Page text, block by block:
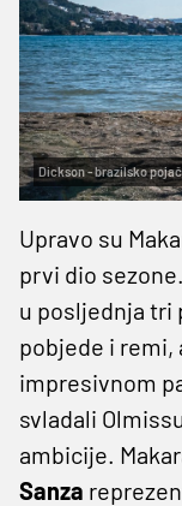
Dickson - brazilsko
Upravo su
prvi dio
u posljednja tri
pobjede i remi,
impresivnom
svladali
ambicije.
Sanza